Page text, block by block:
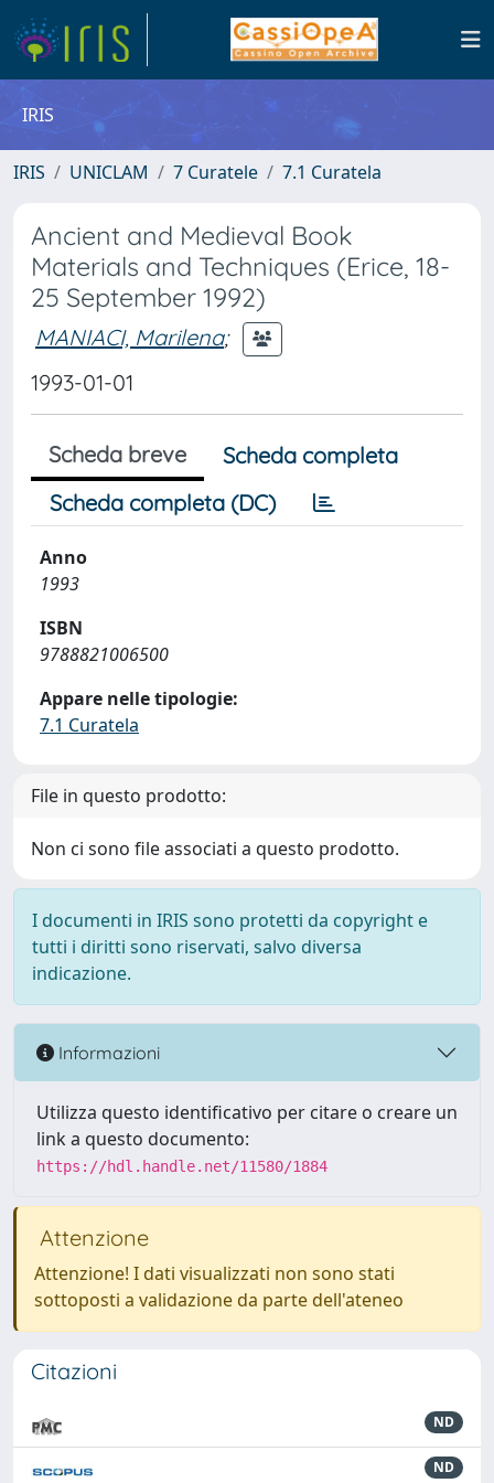
IRIS
IRIS UNICLAM 7 Curatele 7.1 Curatela
Ancient and Medieval Book
Materials and Techniques (Erice, 18-
25 September 1992)
MANIACI, Marilena;
1993-01-01
Scheda breve
Scheda completa
Scheda completa (DC)
Anno
1993
ISBN
9788821006500
Appare nelle tipologie:
7.1 Curatela
File in questo prodotto:
Non ci sono file associati a questo prodotto.
I documenti in IRIS sono protetti da copyright e
tutti i diritti sono riservati, salvo diversa
indicazione.
Informazioni
Utilizza questo identificativo per citare o creare un
link a questo documento:
https://hdl.handle.net/11580/1884
Attenzione
Attenzione! I dati visualizzati non sono stati
sottoposti a validazione da parte dell'ateneo
Citazioni
ND
ND